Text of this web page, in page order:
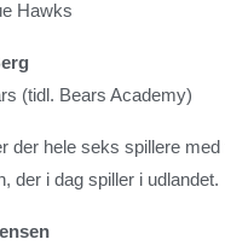
Hawks
(tidl. Bears Academy)
der hele seks spillere med
der i dag spiller i udlandet.